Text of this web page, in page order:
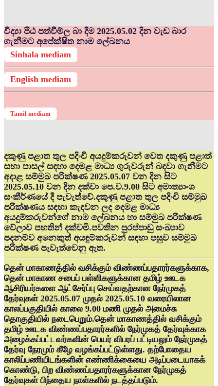
විද්‍යා පීඨ පත්වීම්ල බා දීම 2025.05.02 දින වැඩ බාර
ගැනීමට අපේක්ෂිත නාම ලේඛනය
Sinhala mediam
English mediam
Tamil mediam
දකුණු පළාත තුල පදිංචි අයදුම්කරුවන් වෙත දකුණු පළාත්
සභා පාසල් සඳහා දෙමළ මාධ්‍ය ගුරුවරුන් බඳවා ගැනීමට
අදාළ සම්මුඛ පරීක්ෂණ 2025.05.07 වන දින සිට
2025.05.10 වන දින දක්වා පෙ.ව.9.00 සිට අමාත්‍යාංශ
සංකීර්ණයේ දී පැවැත්වේ.දකුණු පළාත තුල පදිංචි සම්මුඛ
පරීක්ෂණය සඳහා කැඳවන ලද දෙමළ මාධ්‍ය
අයදුම්කරුවන්ගේ නාම ලේඛනය හා සම්මුඛ පරීක්ෂණ
වේලාව පහතින් දක්වමි.පවතින පුරප්පාඩු සංඛ්‍යාව
පදනම්ව අනෙකුත් අයඳුම්කරුවන් සඳහා පසුව සම්මුඛ
පරීක්ෂණ පැවැත්වෙනු ඇත.
தென் மாகாணத்தில் வசிக்கும் விண்ணப்பதாரர்களுக்காக,
தென் மாகாண சபைப் பள்ளிகளுக்கான தமிழ் ஊடக
ஆசிரியர்களை ஆட்சேர்ப்பு செய்வதற்கான நேர்முகத்
தேர்வுகள் 2025.05.07 முதல் 2025.05.10 வரையிலான
காலப்பகுதியில் காலை 9.00 மணி முதல் அமைச்சு
தொகுதியில் நடைபெறும்.தென் மாகாணத்தில் வசிக்கும்
தமிழ் ஊடக விண்ணப்பதாரர்களில் நேர்முகத் தேர்வுக்காக
அழைக்கப்பட்டவர்களின் பெயர் விபரப் பட்டியலும் நேர்முகத்
தேர்வு நேரமும் கீழே வழங்கப்பட்டுள்ளது. தற்போதைய
காலிப்பணியிடங்களின் எண்ணிக்கையை அடிப்படையாகக்
கொண்டு, பிற விண்ணப்பதாரர்களுக்கான நேர்முகத்
தேர்வுகள் பிந்தைய நாள்களில் நடத்தப்படும்.